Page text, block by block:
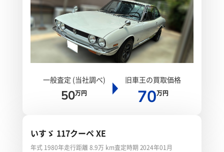
一般査定 (当社調べ)
50万円
旧車王の買取価格
70万円
いすゞ 117クーペ XE
年式 1980年走行距離 8.9万 km査定時期 2024年01月